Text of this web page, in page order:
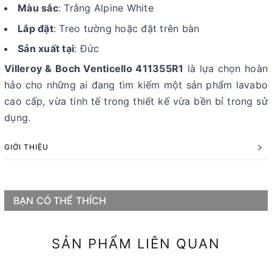
Màu sắc: Trắng Alpine White
Lắp đặt: Treo tường hoặc đặt trên bàn
Sản xuất tại: Đức
Villeroy & Boch Venticello 411355R1 là lựa chọn hoàn
hảo cho những ai đang tìm kiếm một sản phẩm lavabo
cao cấp, vừa tinh tế trong thiết kế vừa bền bỉ trong sử
dụng.
GIỚI THIỆU
BẠN CÓ THỂ THÍCH
SẢN PHẨM LIÊN QUAN